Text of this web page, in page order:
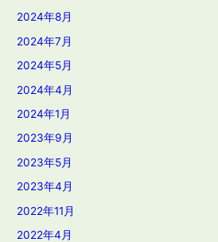
2024年8月
2024年7月
2024年5月
2024年4月
2024年1月
2023年9月
2023年5月
2023年4月
2022年11月
2022年4月